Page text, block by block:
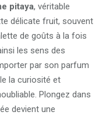
pitaya, véritable
délicate fruit, souvent
de goûts à la fois
les sens des
par son parfum
la curiosité et
Plongez dans
devient une